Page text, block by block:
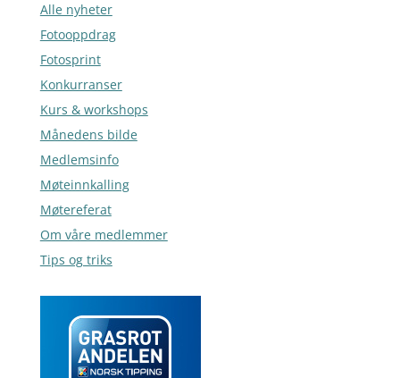
Alle nyheter
Fotooppdrag
Fotosprint
Konkurranser
Kurs & workshops
Månedens bilde
Medlemsinfo
Møteinnkalling
Møtereferat
Om våre medlemmer
Tips og triks